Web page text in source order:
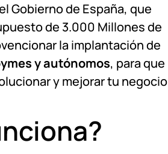
Gobierno de España, que
de 3.000 Millones de
la implantación de
y autónomos, para que
y mejorar tu